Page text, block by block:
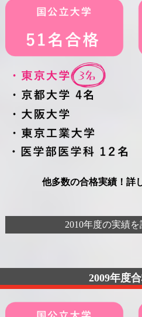
他多数の合格実績！詳
2010年度の実績
2009年度